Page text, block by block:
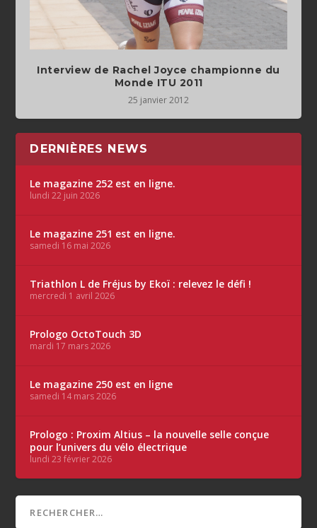
Interview de Rachel Joyce championne du
Monde ITU 2011
25 janvier 2012
DERNIÈRES NEWS
Le magazine 252 est en ligne.
lundi 22 juin 2026
Le magazine 251 est en ligne.
samedi 16 mai 2026
Triathlon L de Fréjus by Ekoï : relevez le défi !
mercredi 1 avril 2026
Prologo OctoTouch 3D
mardi 17 mars 2026
Le magazine 250 est en ligne
samedi 14 mars 2026
Prologo : Proxim Altius – la nouvelle selle conçue
pour l’univers du vélo électrique
lundi 23 février 2026